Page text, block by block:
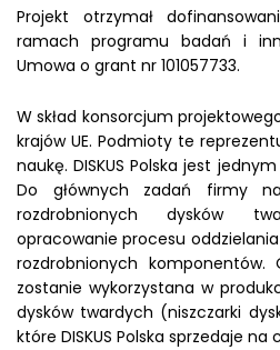
Projekt otrzymał
ramach programu badań i
Umowa o grant nr 101057733.
W skład konsorcjum
krajów UE. Podmioty te
naukę. DISKUS Polska jest
Do głównych zadań firmy
rozdrobnionych dysków
opracowanie procesu
rozdrobnionych komponentów.
zostanie wykorzystana w
dysków twardych (niszczarki
które DISKUS Polska sprzedaje na